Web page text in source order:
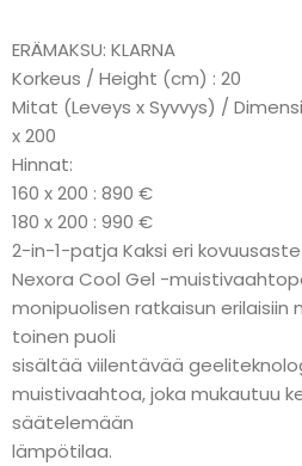
ERÄMAKSU: KLARNA
Korkeus / Height (cm) : 20
Mitat (Leveys x Syvvys) /
x 200
Hinnat:
160 x 200 : 890 €
180 x 200 : 990 €
2-in-1-patja Kaksi eri
Nexora Cool Gel -
monipuolisen ratkaisun erilaisiin
toinen puoli
sisältää viilentävää
muistivaahtoa, joka mukautuu
säätelemään
lämpötilaa.